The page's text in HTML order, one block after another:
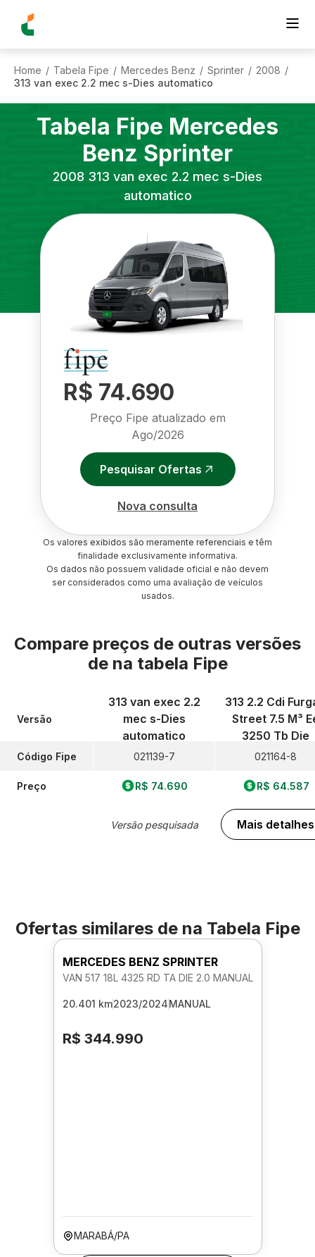
Home / Tabela Fipe / Mercedes Benz / Sprinter / 2008 /
313 van exec 2.2 mec s-Dies automatico
Tabela Fipe Mercedes
Benz Sprinter
2008 313 van exec 2.2 mec s-Dies
automatico
R$ 74.690
Preço Fipe atualizado em
Ago/2026
Pesquisar Ofertas
Nova consulta
Os valores exibidos são meramente referenciais e têm
finalidade exclusivamente informativa.
Os dados não possuem validade oficial e não devem
ser considerados como uma avaliação de veículos
usados.
Compare preços de outras versões
de na tabela Fipe
Versão
Código Fipe
Preço
313 van exec 2.2
mec s-Dies
automatico
021139-7
R$ 74.690
Versão pesquisada
313 2.2 Cdi
Street 7.5 M³
3250 Tb Die
021164-8
R$ 64.587
Mais detalhes
Ofertas similares de na Tabela Fipe
MERCEDES BENZ SPRINTER
VAN 517 18L 4325 RD TA DIE 2.0 MANUAL
20.401 km2023/2024MANUAL
R$ 344.990
MARABÁ/PA